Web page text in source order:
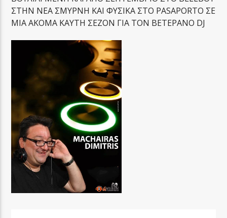
ΣΤΗΝ ΝΕΑ ΣΜΥΡΝΗ ΚΑΙ ΦΥΣΙΚΑ ΣΤΟ PASAPORTO ΣΕ
ΜΙΑ ΑΚΟΜΑ ΚΑΥΤΗ ΣΕΖΟΝ ΓΙΑ ΤΟΝ ΒΕΤΕΡΑΝΟ DJ